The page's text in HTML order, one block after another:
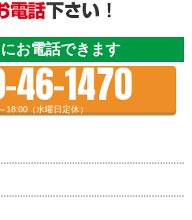
お電話できます
46-1470
18:00（水曜日定休）